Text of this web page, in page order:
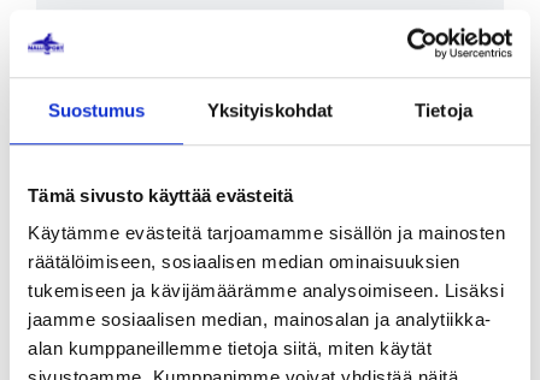
Suostumus Yksityiskohdat Tietoja
Tämä sivusto käyttää evästeitä
Käytämme evästeitä tarjoamamme sisällön ja mainosten
räätälöimiseen, sosiaalisen median ominaisuuksien
tukemiseen ja kävijämäärämme analysoimiseen. Lisäksi
jaamme sosiaalisen median, mainosalan ja analytiikka-
alan kumppaneillemme tietoja siitä, miten käytät
Maila
2 €
Kengät
2 €
Pyyhe
1 €